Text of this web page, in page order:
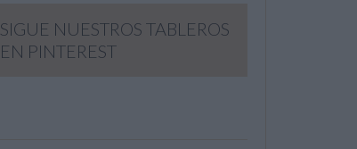
SIGUE NUESTROS TABLEROS
EN PINTEREST